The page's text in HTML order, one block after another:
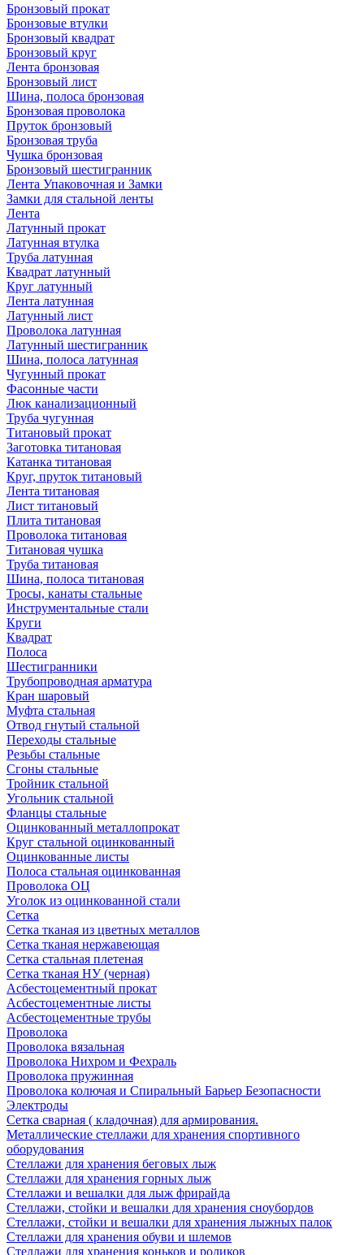
Бронзовый прокат
Бронзовые втулки
Бронзовый квадрат
Бронзовый круг
Лента бронзовая
Бронзовый лист
Шина, полоса бронзовая
Бронзовая проволока
Пруток бронзовый
Бронзовая труба
Чушка бронзовая
Бронзовый шестигранник
Лента Упаковочная и Замки
Замки для стальной ленты
Лента
Латунный прокат
Латунная втулка
Труба латунная
Квадрат латунный
Круг латунный
Лента латунная
Латунный лист
Проволока латунная
Латунный шестигранник
Шина, полоса латунная
Чугунный прокат
Фасонные части
Люк канализационный
Труба чугунная
Титановый прокат
Заготовка титановая
Катанка титановая
Круг, пруток титановый
Лента титановая
Лист титановый
Плита титановая
Проволока титановая
Титановая чушка
Труба титановая
Шина, полоса титановая
Тросы, канаты стальные
Инструментальные стали
Круги
Квадрат
Полоса
Шестигранники
Трубопроводная арматура
Кран шаровый
Муфта стальная
Отвод гнутый стальной
Переходы стальные
Резьбы стальные
Сгоны стальные
Тройник стальной
Угольник стальной
Фланцы стальные
Оцинкованный металлопрокат
Круг стальной оцинкованный
Оцинкованные листы
Полоса стальная оцинкованная
Проволока ОЦ
Уголок из оцинкованной стали
Сетка
Сетка тканая из цветных металлов
Сетка тканая нержавеющая
Сетка стальная плетеная
Сетка тканая НУ (черная)
Асбестоцементный прокат
Асбестоцементные листы
Асбестоцементные трубы
Проволока
Проволока вязальная
Проволока Нихром и Фехраль
Проволока пружинная
Проволока колючая и Спиральный Барьер Безопасности
Электроды
Сетка сварная ( кладочная) для армирования.
Металлические стеллажи для хранения спортивного
оборудования
Стеллажи для хранения беговых лыж
Стеллажи для хранения горных лыж
Стеллажи и вешалки для лыж фрирайда
Стеллажи, стойки и вешалки для хранения сноубордов
Стеллажи, стойки и вешалки для хранения лыжных палок
Стеллажи для хранения обуви и шлемов
Стеллажи для хранения коньков и роликов